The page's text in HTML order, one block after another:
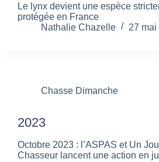
Le lynx devient une espèce
protégée en France
Nathalie Chazelle
27 mai
Chasse Dimanche
2023
Octobre 2023 : l’ASPAS et Un
Chasseur lancent une action en